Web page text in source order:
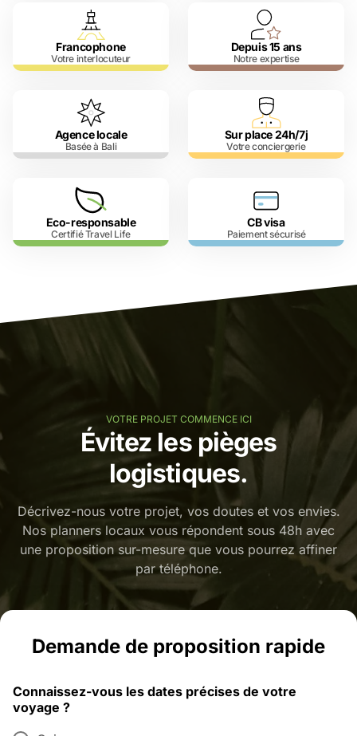
Francophone
Votre interlocuteur
Depuis 15 ans
Notre expertise
Agence locale
Basée à Bali
Sur place 24h/7j
Votre conciergerie
Eco-responsable
Certifié Travel Life
CB visa
Paiement sécurisé
VOTRE PROJET COMMENCE ICI
Évitez les pièges
logistiques.
Décrivez-nous votre projet, vos doutes et vos envies.
Nos planners locaux vous répondent sous 48h avec
une proposition sur-mesure que vous pourrez affiner
par téléphone.
Demande de proposition rapide
Connaissez-vous les dates précises de votre
voyage ?